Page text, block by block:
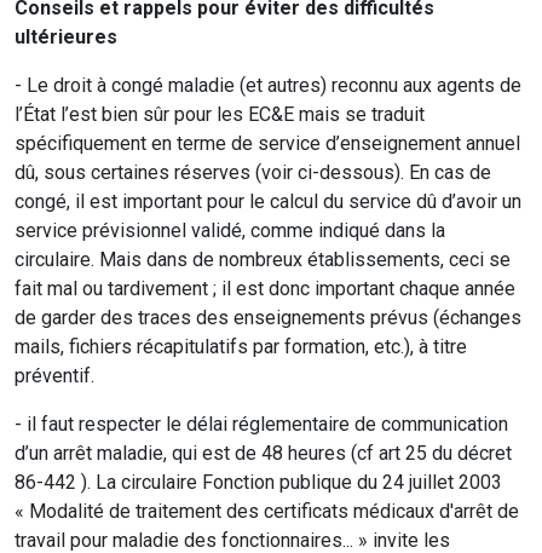
Conseils et rappels pour éviter des difficultés
ultérieures
- Le droit à congé maladie (et autres) reconnu aux agents de
l’État l’est bien sûr pour les EC&E mais se traduit
spécifiquement en terme de service d’enseignement annuel
dû, sous certaines réserves (voir ci-dessous). En cas de
congé, il est important pour le calcul du service dû d’avoir un
service prévisionnel validé, comme indiqué dans la
circulaire. Mais dans de nombreux établissements, ceci se
fait mal ou tardivement ; il est donc important chaque année
de garder des traces des enseignements prévus (échanges
mails, fichiers récapitulatifs par formation, etc.), à titre
préventif.
- il faut respecter le délai réglementaire de communication
d’un arrêt maladie, qui est de 48 heures (cf art 25 du décret
86-442 ). La circulaire Fonction publique du 24 juillet 2003
« Modalité de traitement des certificats médicaux d'arrêt de
travail pour maladie des fonctionnaires... » invite les